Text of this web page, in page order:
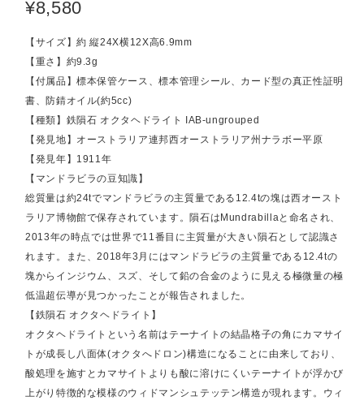
¥8,580
【サイズ】約 縦24X横12X高6.9mm
【重さ】約9.3g
【付属品】標本保管ケース、標本管理シール、カード型の真正性証明
書、防錆オイル(約5cc)
【種類】鉄隕石 オクタヘドライト IAB-ungrouped
【発見地】オーストラリア連邦西オーストラリア州ナラボー平原
【発見年】1911年
【マンドラビラの豆知識】
総質量は約24tでマンドラビラの主質量である12.4tの塊は西オースト
ラリア博物館で保存されています。隕石はMundrabillaと命名され、
2013年の時点では世界で11番目に主質量が大きい隕石として認識さ
れます。また、2018年3月にはマンドラビラの主質量である12.4tの
塊からインジウム、スズ、そして鉛の合金のように見える極微量の極
低温超伝導が見つかったことが報告されました。
【鉄隕石 オクタヘドライト】
オクタヘドライトという名前はテーナイトの結晶格子の角にカマサイ
トが成長し八面体(オクタへドロン)構造になることに由来しており、
酸処理を施すとカマサイトよりも酸に溶けにくいテーナイトが浮かび
上がり特徴的な模様のウィドマンシュテッテン構造が現れます。ウィ